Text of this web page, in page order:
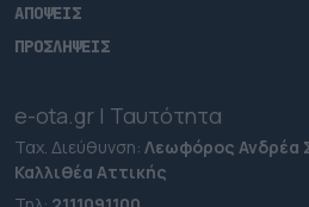
ΑΠΟΨΕΙΣ
ΠΡΟΣΛΗΨΕΙΣ
e-ota.gr | Ταυτότητα
Ταχ. Διεύθυνση: Λεωφόρος Ανδρέα
Καλλιθέα Αττικής